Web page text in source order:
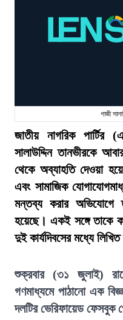
গাজী
জাতীয় নাগরিক পার্টির
সালাউদ্দিন তানভীরকে
থেকে অব্যাহতি দেওয়া
এবং সামাজিক
মন্তব্য করার অভিযোগে
হয়েছে। একই সঙ্গে তাকে
দুই কার্যদিবসের মধ্যে
শুক্রবার (৩১ জুলাই)
গণমাধ্যমে পাঠানো এক
দলটির ভেরিফায়েড ফেসবুক